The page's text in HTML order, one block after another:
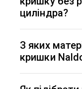
підшипники.
безпеки та
циліндра?
рекомендовано
особливо якщо
високим
компонентів
З яких
кришки